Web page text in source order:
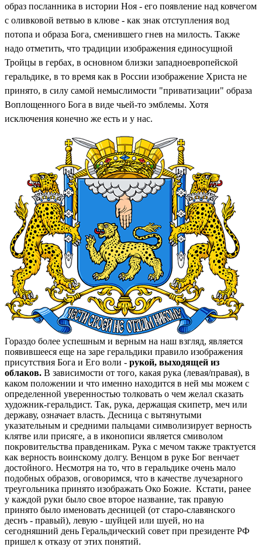
образ посланника в истории Ноя - его появление над ковчегом
с оливковой ветвью в клюве - как знак отступления вод
потопа и образа Бога, сменившего гнев на милость. Также
надо отметить, что традиции изображения единосущной
Тройцы в гербах, в основном близки западноевропейской
геральдике, в то время как в России изображение Христа не
принято, в силу самой немыслимости "приватизации" образа
Воплощенного Бога в виде чьей-то эмблемы. Хотя
исключения конечно же есть и у нас.
Гораздо более успешным и верным на наш взгляд, является
появившееся еще на заре геральдики правило изображения
присутствия Бога и Его воли - рукой, выходящей из
облаков. В зависимости от того, какая рука (левая/правая), в
каком положении и что именно находится в ней мы можем с
определенной уверенностью толковать о чем желал сказать
художник-геральдист. Так, рука, держащая скипетр, меч или
державу, означает власть. Десница с вытянутыми
указательным и средними пальцами символизирует верность
клятве или присяге, а в иконописи является смиволом
покровительства правденикам. Рука с мечом также трактуется
как верность воинскому долгу. Венцом в руке Бог венчает
достойного. Несмотря на то, что в геральдике очень мало
подобных образов, оговоримся, что в качестве лучезарного
треугольника принято изображать Око Божие. Кстати, ранее
у каждой руки было свое второе название, так правую
принято было именовать десницей (от старо-славянского
деснъ - правый), левую - шуйцей или шуей, но на
сегодняшний день Геральдический совет при президенте РФ
пришел к отказу от этих понятий.